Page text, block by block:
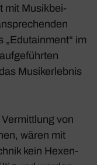
mit Musik­bei­
„Edutain­ment“ im
Musik­erlebnis
von
wären mit
kein Hexen­